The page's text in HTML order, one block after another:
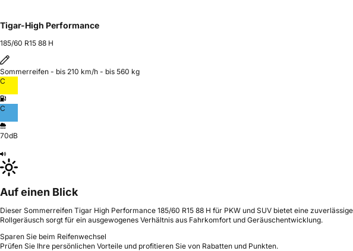
Tigar-High Performance
185/60 R15 88 H
Sommerreifen - bis 210 km/h - bis 560 kg
C
C
70dB
Auf einen Blick
Dieser Sommerreifen Tigar High Performance 185/60 R15 88 H für PKW und SUV bietet eine
Rollgeräusch sorgt für ein ausgewogenes Verhältnis aus Fahrkomfort und Geräuschentwicklung.
Sparen Sie beim Reifenwechsel
Prüfen Sie Ihre persönlichen Vorteile und profitieren Sie von Rabatten und Punkten.